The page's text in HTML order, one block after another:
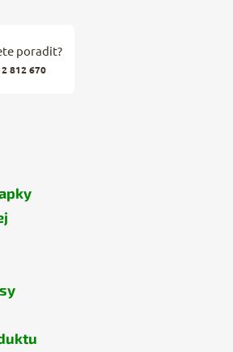
poradit?
812 670